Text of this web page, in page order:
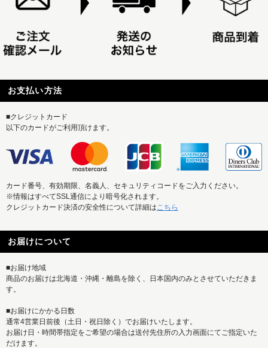
お支払い方法
■クレジットカード
以下のカードがご利用頂けます。
カード番号、有効期限、名義人、セキュリティコードをご入力ください。
※情報はすべてSSL通信により暗号化されます。
クレジットカード決済の安全性について詳細はこちら
お届けについて
■お届け地域
商品のお届けは北海道・沖縄・離島を除く、日本国内のみとさせていただきま
す。
■お届けにかかる日数
通常4営業日前後（土日・祝日除く）でお届けいたします。
お届け日・時間帯指定をご希望の場合は送付先住所の入力画面にてご指定いた
だけます。